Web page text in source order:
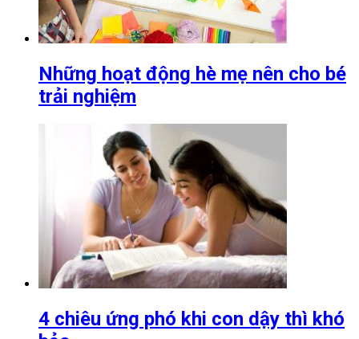
Những hoạt động hè mẹ nên cho bé
trải nghiệm
4 chiêu ứng phó khi con dậy thì khó